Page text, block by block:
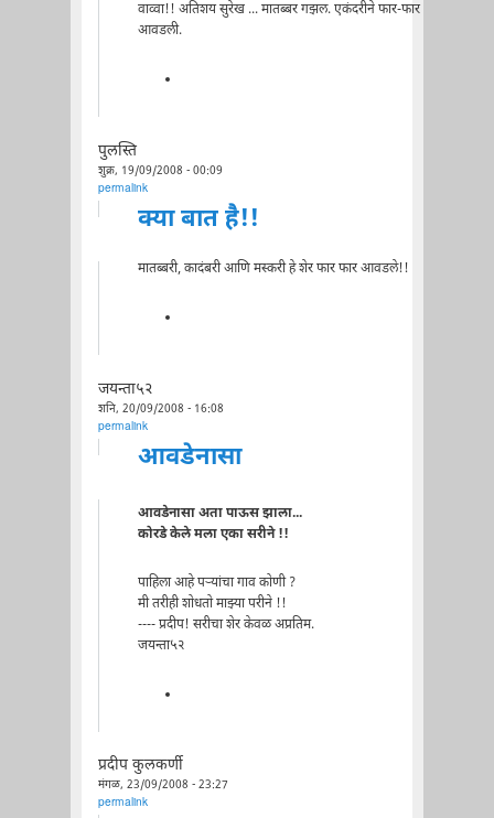
वाव्वा!! अतिशय सुरेख ... मातब्बर गझल. एकंदरीने फार-फार
आवडली.
पुलस्ति
शुक्र, 19/09/2008 - 00:09
permalink
क्या बात है!!
मातब्बरी, कादंबरी आणि मस्करी हे शेर फार फार आवडले!!
जयन्ता५२
शनि, 20/09/2008 - 16:08
permalink
आवडेनासा
आवडेनासा अता पाऊस झाला...
कोरडे केले मला एका सरीने !!
पाहिला आहे पऱ्यांचा गाव कोणी ?
मी तरीही शोधतो माझ्या परीने !!
---- प्रदीप! सरीचा शेर केवळ अप्रतिम.
जयन्ता५२
प्रदीप कुलकर्णी
मंगळ, 23/09/2008 - 23:27
permalink